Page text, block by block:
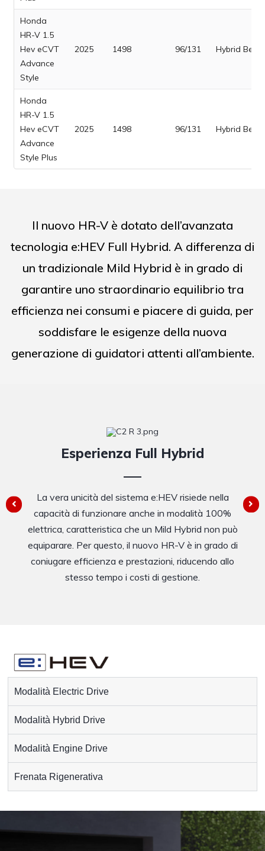
Honda
HR-V 1.5
Hev eCVT
Advance
Style
2025 1498 96/131 Hybrid
Honda
HR-V 1.5
Hev eCVT
Advance
Style Plus
2025 1498 96/131 Hybrid
Il nuovo HR-V è dotato dell’avanzata
tecnologia e:HEV Full Hybrid. A differenza di
un tradizionale Mild Hybrid è in grado di
garantire uno straordinario equilibrio tra
efficienza nei consumi e piacere di guida, per
soddisfare le esigenze della nuova
generazione di guidatori attenti all’ambiente.
Esperienza Full Hybrid
La vera unicità del sistema e:HEV risiede nella
capacità di funzionare anche in modalità 100%
elettrica, caratteristica che un Mild Hybrid non può
equiparare. Per questo, il nuovo HR-V è in grado di
coniugare efficienza e prestazioni, riducendo allo
stesso tempo i costi di gestione.
Modalità Electric Drive
Modalità Hybrid Drive
Modalità Engine Drive
Frenata Rigenerativa